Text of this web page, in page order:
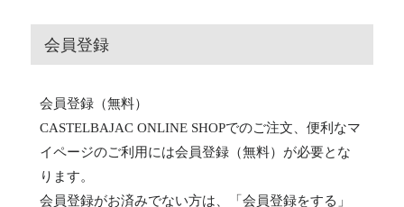
会員登録
会員登録（無料）
CASTELBAJAC ONLINE SHOPでのご注文、便利なマ
イページのご利用には会員登録（無料）が必要とな
ります。
会員登録がお済みでない方は、「会員登録をする」